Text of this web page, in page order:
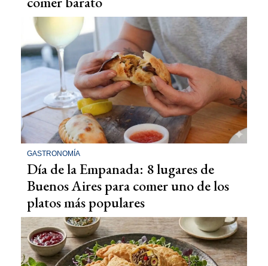
GASTRONOMÍA
Día de la Empanada: 8 lugares de
Buenos Aires para comer uno de los
platos más populares